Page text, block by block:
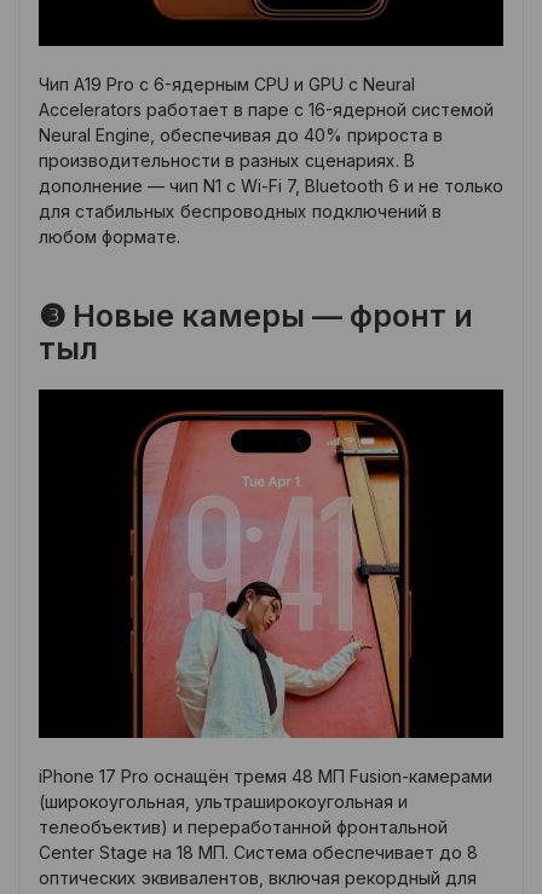
Чип A19 Pro с 6-ядерным CPU и GPU с Neural
Accelerators работает в паре с 16-ядерной системой
Neural Engine, обеспечивая до 40% прироста в
производительности в разных сценариях. В
дополнение — чип N1 с Wi-Fi 7, Bluetooth 6 и не только
для стабильных беспроводных подключений в
любом формате.
❸ Новые камеры — фронт и
тыл
iPhone 17 Pro оснащён тремя 48 МП Fusion-камерами
(широкоугольная, ультраширокоугольная и
телеобъектив) и переработанной фронтальной
Center Stage на 18 МП. Система обеспечивает до 8
оптических эквивалентов, включая рекордный для